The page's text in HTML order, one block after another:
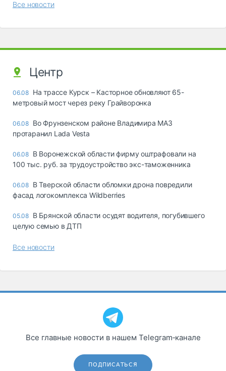
Все новости
Центр
06.08 На трассе Курск – Касторное обновляют 65-
метровый мост через реку Грайворонка
06.08 Во Фрунзенском районе Владимира МАЗ
протаранил Lada Vesta
06.08 В Воронежской области фирму оштрафовали на
100 тыс. руб. за трудоустройство экс-таможенника
06.08 В Тверской области обломки дрона повредили
фасад логокомплекса Wildberries
05.08 В Брянской области осудят водителя, погубившего
целую семью в ДТП
Все новости
Все главные новости в нашем Telegram‑канале
ПОДПИСАТЬСЯ